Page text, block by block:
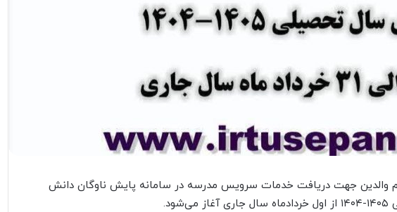
جهت دریافت خدمات سرویس مدرسه در سامانه پایش ناوگان دانش